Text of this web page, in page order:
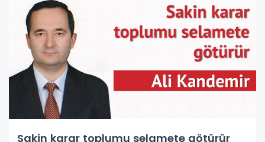
Sakin karar toplumu selamete götürür